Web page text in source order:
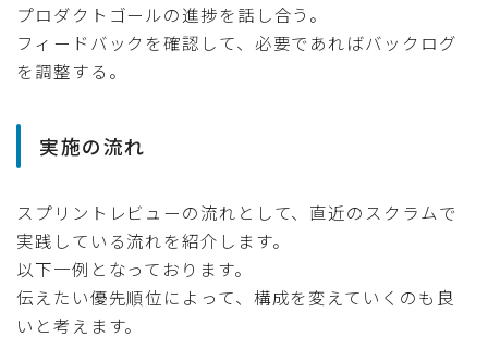
プロダクトゴールの進捗を話し合う。
フィードバックを確認して、必要であればバックログ
を調整する。
実施の流れ
スプリントレビューの流れとして、直近のスクラムで
実践している流れを紹介します。
以下一例となっております。
伝えたい優先順位によって、構成を変えていくのも良
いと考えます。